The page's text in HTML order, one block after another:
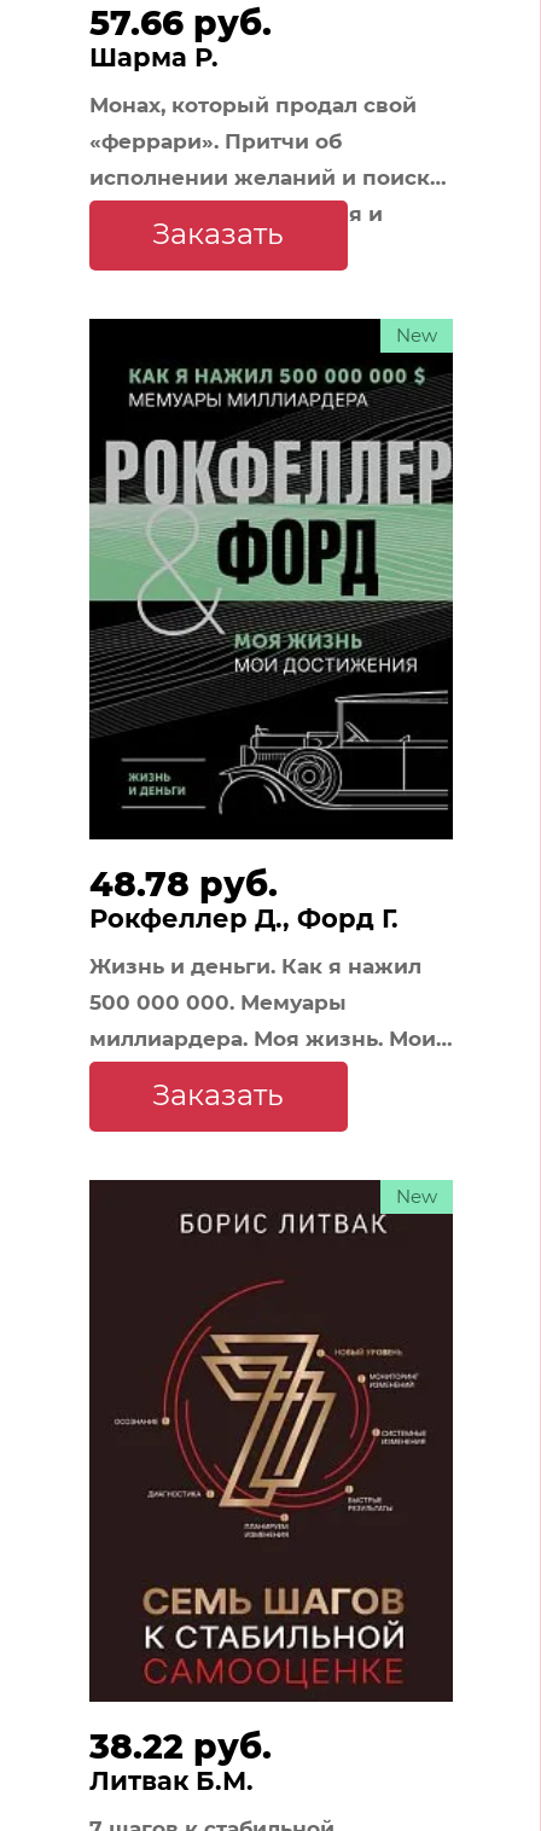
57.66 руб.
Шарма Р.
Монах, который продал свой
«феррари». Притчи об
исполнении желаний и поиске
своего предназначения и
личной эффективности. Клуб «5
источника личной
эффективности в одном томе
Заказать
48.78 руб.
Рокфеллер Д., Форд Г.
Жизнь и деньги. Как я нажил
500 000 000. Мемуары
миллиардера. Моя жизнь. Мои
New
Заказать
38.22 руб.
Литвак Б.М.
New